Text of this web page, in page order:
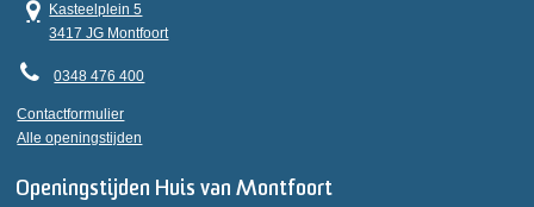
Kasteelplein 5
3417 JG Montfoort
0348 476 400
Contactformulier
Alle openingstijden
Openingstijden Huis van Montfoort